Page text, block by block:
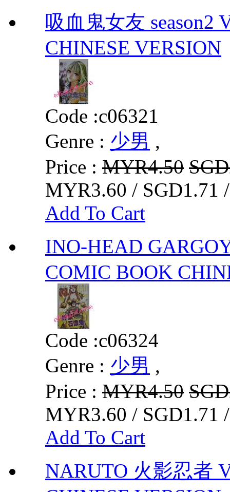
吸血鬼女友 season2
CHINESE VERSION
Code :c06321
Genre : 少男 ,
Price : MYR4.50
MYR3.60 / SGD1.71
Add To Cart
INO-HEAD
COMIC BOOK
Code :c06324
Genre : 少男 ,
Price : MYR4.50
MYR3.60 / SGD1.71
Add To Cart
NARUTO 火影忍者